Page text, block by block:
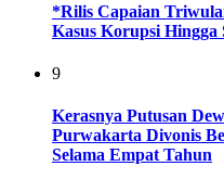
*Rilis Capaian
Kasus Korupsi Hingga
9
Kerasnya Putusan
Purwakarta Divonis
Selama Empat Tahun